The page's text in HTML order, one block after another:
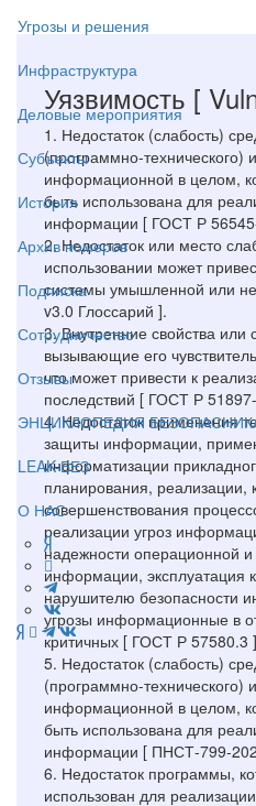
Угрозы и решения
Инфраструктура
Деловые мероприятия
Субъекты
История
Архив номеров
Подписка
Сотрудничество
Отзывы
ЭНЦИКЛОПЕДИЯ
LEAK-БЕЗ
О НАС
Уязвимость [
1. Недостаток (слабость)
(программно-технического)
информационной в целом,
быть использована для
информации [ ГОСТ Р
2. Недостаток или место
использовании может
системы умышленной или
v3.0 Глоссарий ].
3. Внутренние свойства или
вызывающие его
что может привести к
последствий [ ГОСТ Р
4. Недостаток применения
защиты информации,
информатизации
планирования, реализации,
совершенствования
реализации угроз
надежности операционной
информации, эксплуатация
нарушителю безопасности
угрозы информационные в
критичных [ ГОСТ Р 57580.3
5. Недостаток (слабость)
(программно-технического)
информационной в целом,
быть использована для
информации [ ПНСТ-799-
6. Недостаток программы,
использован для